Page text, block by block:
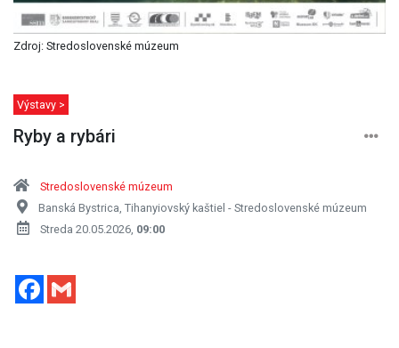
Zdroj: Stredoslovenské múzeum
Výstavy >
Ryby a rybári
Stredoslovenské múzeum
Banská Bystrica, Tihanyiovský kaštiel - Stredoslovenské múzeum
Streda 20.05.2026, 09:00
Facebook